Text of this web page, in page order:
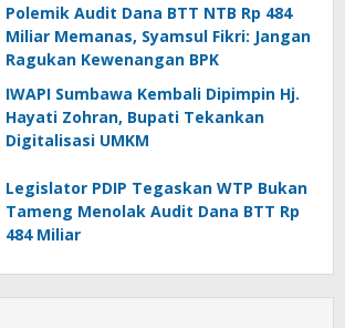
Polemik Audit Dana BTT NTB Rp 484
Miliar Memanas, Syamsul Fikri: Jangan
Ragukan Kewenangan BPK
IWAPI Sumbawa Kembali Dipimpin Hj.
Hayati Zohran, Bupati Tekankan
Digitalisasi UMKM
Legislator PDIP Tegaskan WTP Bukan
Tameng Menolak Audit Dana BTT Rp
484 Miliar